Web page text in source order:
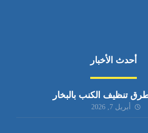
أحدث الأخبار
تنظيف الكنب بالبخار
أبريل 7, 2026